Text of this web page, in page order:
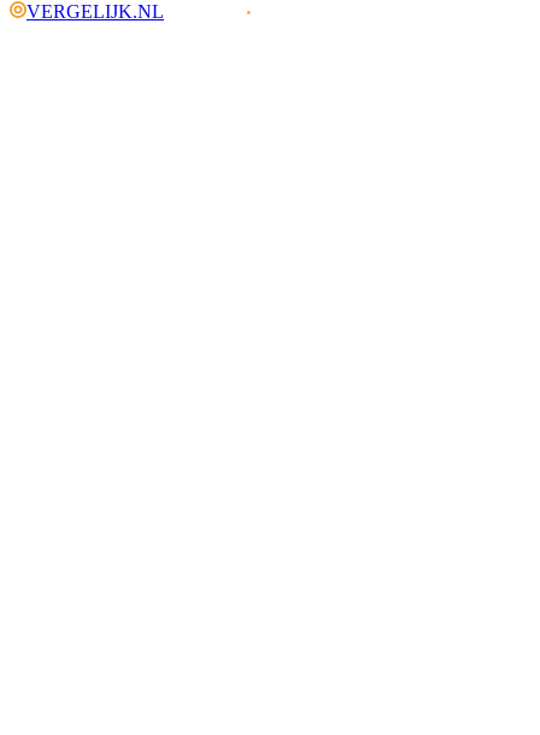
VERGELIJK.NL